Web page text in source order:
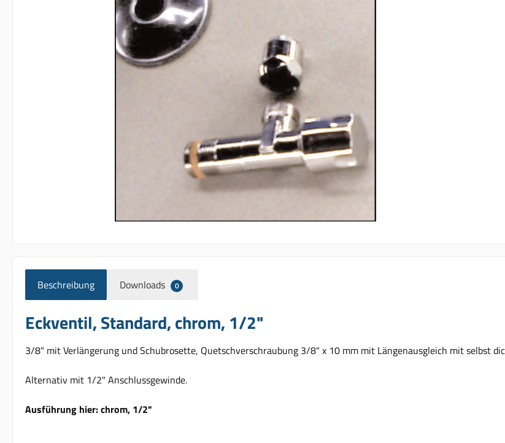
Beschreibung Downloads 0
Eckventil, Standard, chrom, 1/2"
3/8" mit Verlängerung und Schubrosette, Quetschverschraubung 3/8" x 10 mm mit Längenausgleich mit selbst
Alternativ mit 1/2" Anschlussgewinde.
Ausführung hier: chrom, 1/2"